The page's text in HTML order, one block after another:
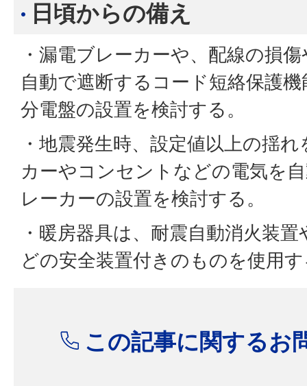
日頃からの備え
・漏電ブレーカーや、配線の損
自動で遮断するコード短絡保護
分電盤の設置を検討する。
・地震発生時、設定値以上の揺
カーやコンセントなどの電気を
レーカーの設置を検討する。
・暖房器具は、耐震自動消火装
どの安全装置付きのものを使用
この記事に関するお